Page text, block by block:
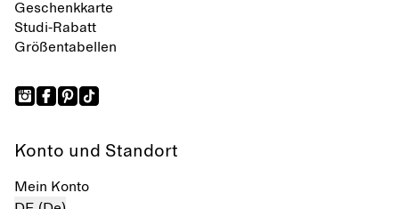
Geschenkkarte
Studi-Rabatt
Größentabellen
Konto und Standort
Mein Konto